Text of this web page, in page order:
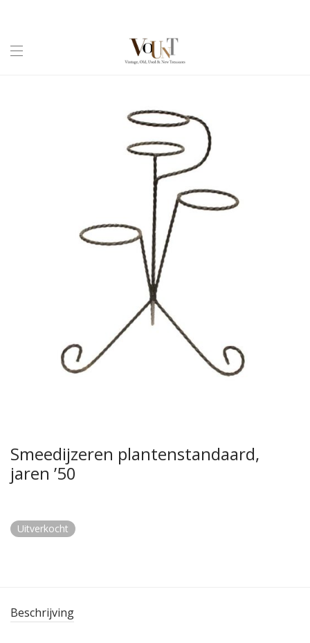
Smeedijzeren plantenstandaard,
jaren ’50
Uitverkocht
Beschrijving